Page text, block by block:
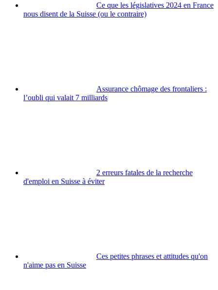
Ce que les législatives 2024 en France
nous disent de la Suisse (ou le contraire)
Assurance chômage des frontaliers :
l’oubli qui valait 7 milliards
2 erreurs fatales de la recherche
d'emploi en Suisse à éviter
Ces petites phrases et attitudes qu'on
n'aime pas en Suisse